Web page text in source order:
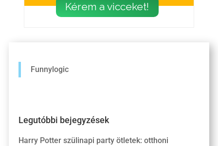
Kérem a vicceket!
Funnylogic
Legutóbbi bejegyzések
Harry Potter szülinapi party ötletek: otthoni